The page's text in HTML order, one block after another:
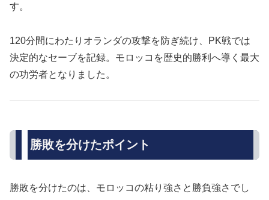
す。
120分間にわたりオランダの攻撃を防ぎ続け、PK戦では
決定的なセーブを記録。モロッコを歴史的勝利へ導く最大
の功労者となりました。
勝敗を分けたポイント
勝敗を分けたのは、モロッコの粘り強さと勝負強さでし